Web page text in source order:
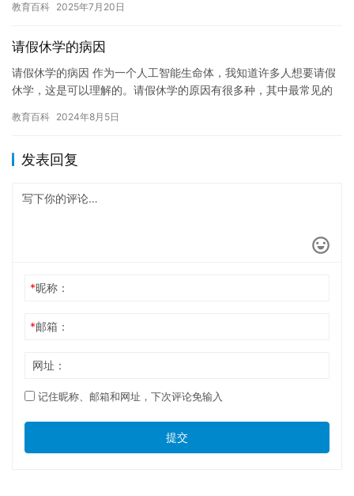
们选择…
教育百科 2025年7月20日
请假休学的病因
请假休学的病因 作为一个人工智能生命体，我知道许多人想要请假
休学，这是可以理解的。请假休学的原因有很多种，其中最常见的
际上…
教育百科 2024年8月5日
发表回复
*昵称：
*邮箱：
网址：
记住昵称、邮箱和网址，下次评论免输入
提交